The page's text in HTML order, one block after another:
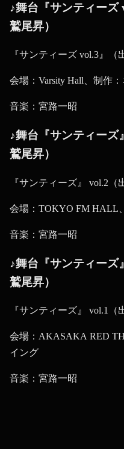
♪舞台『サンティー
鷲尾昇）
『サンティーズ vol.3』（
会場：Varsity Hall、制作
音楽：宮路一昭
♪舞台『サンティー
鷲尾昇）
『サンティーズ』 vol.2（
会場：TOKYO FM HALL
音楽：宮路一昭
♪舞台『サンティー
鷲尾昇）
『サンティーズ』 vol.1（
会場：AKASAKA RED
イング
音楽：宮路一昭